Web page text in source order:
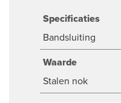
Specificaties
Bandsluiting
Waarde
Stalen nok